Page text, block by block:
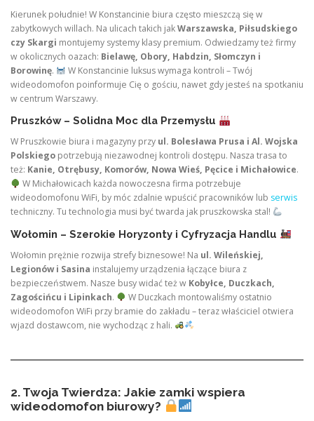
Kierunek południe! W Konstancinie biura często mieszczą się w
zabytkowych willach. Na ulicach takich jakWarszawska, Piłsudskiego
czy Skargi montujemy systemy klasy premium. Odwiedzamy też firmy
w okolicznych oazach: Bielawę, Obory, Habdzin, Słomczyn i
Borowinę.
W Konstancinie luksus wymaga kontroli – Twój
wideodomofon poinformuje Cię o gościu, nawet gdy jesteś na spotkaniu
w centrum Warszawy.
Pruszków – Solidna Moc dla Przemysłu
W Pruszkowie biura i magazyny przy ul. Bolesława Prusa i Al. Wojska
Polskiego potrzebują niezawodnej kontroli dostępu. Nasza trasa to
też: Kanie, Otrębusy, Komorów, Nowa Wieś, Pęcice i Michałowice.
W Michałowicach każda nowoczesna firma potrzebuje
wideodomofonu WiFi, by móc zdalnie wpuścić pracowników lub serwis
techniczny. Tu technologia musi być twarda jak pruszkowska stal!
Wołomin – Szerokie Horyzonty i Cyfryzacja Handlu
Wołomin prężnie rozwija strefy biznesowe! Na ul. Wileńskiej,
Legionów i Sasina instalujemy urządzenia łączące biura z
bezpieczeństwem. Nasze busy widać też w Kobyłce, Duczkach,
Zagościńcu i Lipinkach.
W Duczkach montowaliśmy ostatnio
wideodomofon WiFi przy bramie do zakładu – teraz właściciel otwiera
wjazd dostawcom, nie wychodząc z hali.
2. Twoja Twierdza: Jakie zamki wspiera
wideodomofon biurowy?